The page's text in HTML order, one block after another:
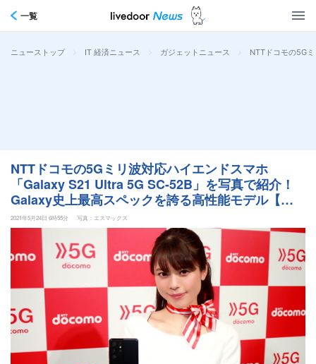
一覧
ニューストップ > IT 経済ニュース > ガジェットニュース > NTTドコモの5G
NTTドコモの5Gミリ波対応ハイエンドスマホ
「Galaxy S21 Ultra 5G SC-52B」を写真で紹介！
Galaxy史上最高スペックを誇る高性能モデル【レ
ポート】
2021年5月24日 6時55分 写真：エスマックス